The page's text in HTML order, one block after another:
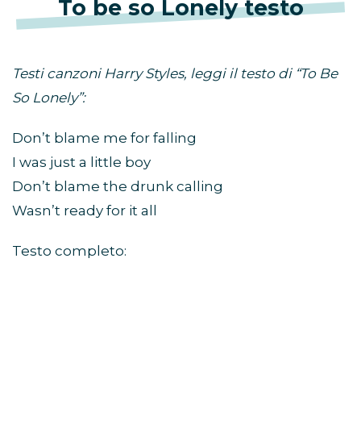
To be so Lonely testo
Testi canzoni Harry Styles, leggi il testo di “To Be
So Lonely”:
Don’t blame me for falling
I was just a little boy
Don’t blame the drunk calling
Wasn’t ready for it all
Testo completo: